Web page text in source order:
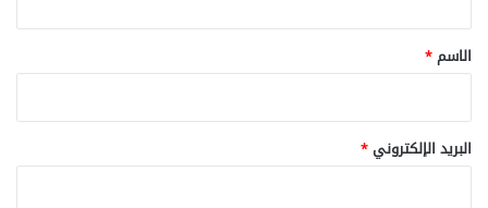
*
الاسم*
البريد الإلكتروني*